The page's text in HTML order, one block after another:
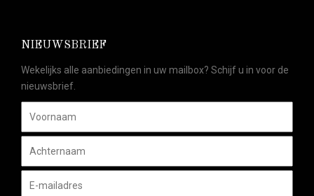
NIEUWSBRIEF
Wekelijks alle aanbiedingen in uw mailbox? Schijf u in voor de
nieuwsbrief.